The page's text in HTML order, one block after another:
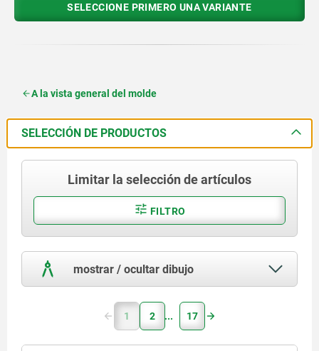
SELECCIONE PRIMERO UNA VARIANTE
A la vista general del molde
SELECCIÓN DE PRODUCTOS
Limitar la selección de artículos
FILTRO
mostrar / ocultar dibujo
1 2 17